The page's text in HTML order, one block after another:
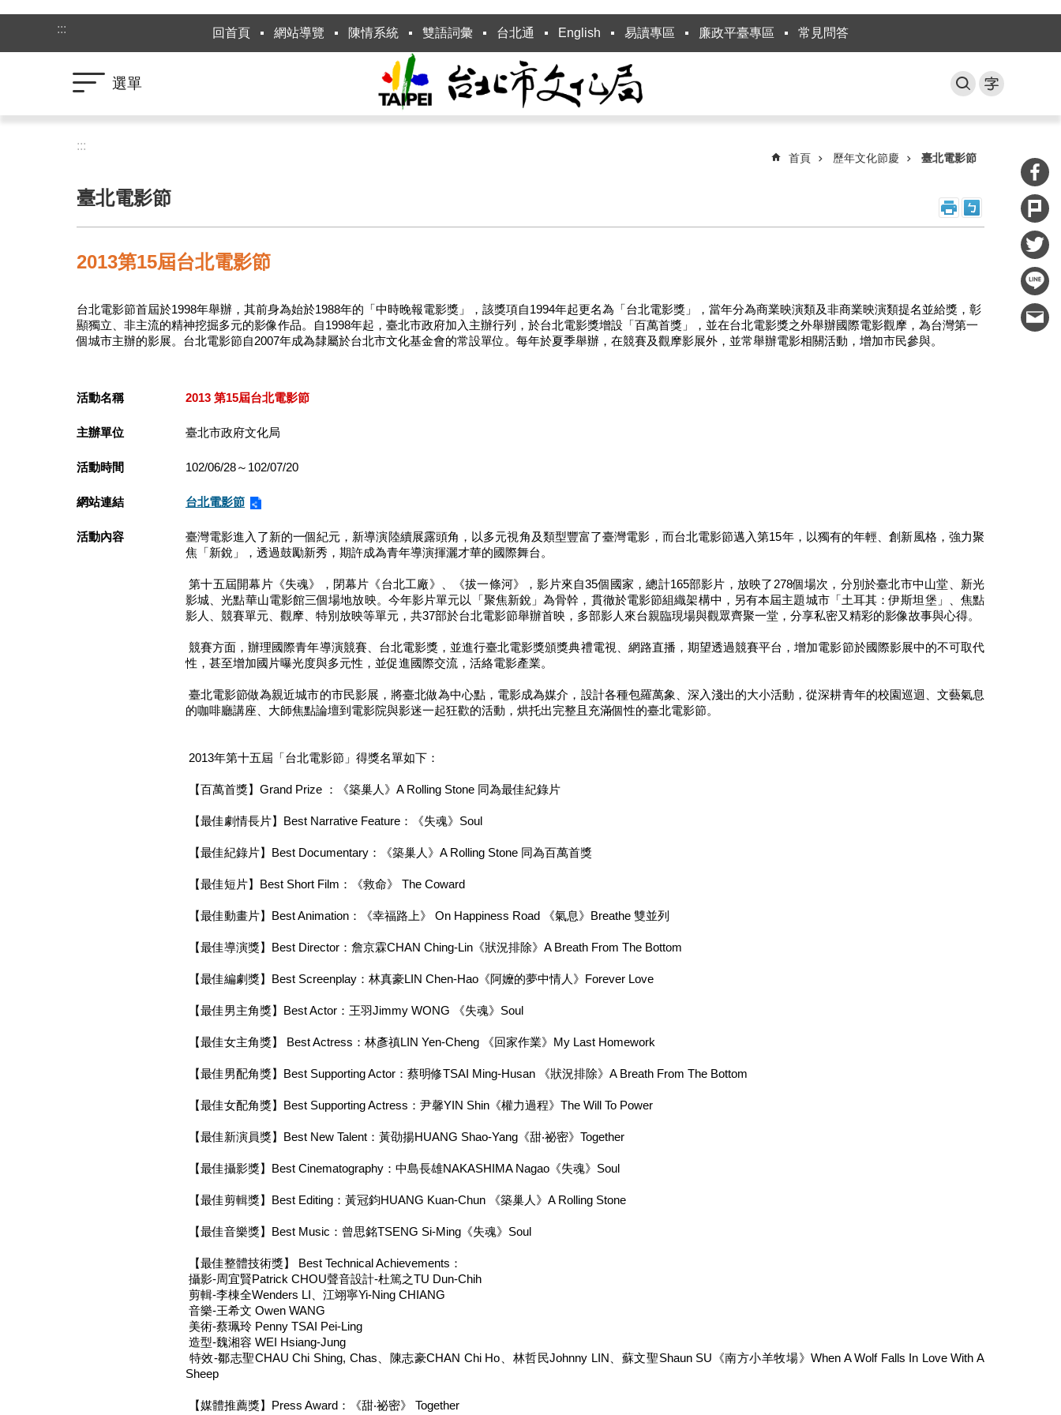
跳到主要內容區塊
:::
回首頁 網站導覽 陳情系統 雙語詞彙 台北通 English 易讀專區 廉政平臺專區 常見問答
選單
:::
首頁 歷年文化節慶 臺北電影節
臺北電影節
2013第15屆台北電影節
台北電影節首屆於1998年舉辦，其前身為始於1988年的「中時晚報電影獎」，該獎項自1994年起更名為「台北電影獎」，當年分為商業映演類及非商業映演類提名並給獎，彰
顯獨立、非主流的精神挖掘多元的影像作品。自1998年起，臺北市政府加入主辦行列，於台北電影獎增設「百萬首獎」，並在台北電影獎之外舉辦國際電影觀摩，為台灣第一
個城市主辦的影展。台北電影節自2007年成為隸屬於台北市文化基金會的常設單位。每年於夏季舉辦，在競賽及觀摩影展外，並常舉辦電影相關活動，增加市民參與。
活動名稱 2013 第15屆台北電影節
主辦單位 臺北市政府文化局
活動時間 102/06/28～102/07/20
網站連結 台北電影節
活動內容
臺灣電影進入了新的一個紀元，新導演陸續展露頭角，以多元視角及類型豐富了臺灣電影，而台北電影節邁入第15年，以獨有的年輕、創新風格，強力聚
焦「新銳」，透過鼓勵新秀，期許成為青年導演揮灑才華的國際舞台。
第十五屆開幕片《失魂》，閉幕片《台北工廠》、《拔一條河》，影片來自35個國家，總計165部影片，放映了278個場次，分別於臺北市中山堂、新光
影城、光點華山電影館三個場地放映。今年影片單元以「聚焦新銳」為骨幹，貫徹於電影節組織架構中，另有本屆主題城市「土耳其：伊斯坦堡」、焦點
影人、競賽單元、觀摩、特別放映等單元，共37部於台北電影節舉辦首映，多部影人來台親臨現場與觀眾齊聚一堂，分享私密又精彩的影像故事與心得。
競賽方面，辦理國際青年導演競賽、台北電影獎，並進行臺北電影獎頒獎典禮電視、網路直播，期望透過競賽平台，增加電影節於國際影展中的不可取代
性，甚至增加國片曝光度與多元性，並促進國際交流，活絡電影產業。
臺北電影節做為親近城市的市民影展，將臺北做為中心點，電影成為媒介，設計各種包羅萬象、深入淺出的大小活動，從深耕青年的校園巡迴、文藝氣息
的咖啡廳講座、大師焦點論壇到電影院與影迷一起狂歡的活動，烘托出完整且充滿個性的臺北電影節。
2013年第十五屆「台北電影節」得獎名單如下：
【百萬首獎】Grand Prize ：《築巢人》A Rolling Stone 同為最佳紀錄片
【最佳劇情長片】Best Narrative Feature：《失魂》Soul
【最佳紀錄片】Best Documentary：《築巢人》A Rolling Stone 同為百萬首獎
【最佳短片】Best Short Film：《救命》 The Coward
【最佳動畫片】Best Animation：《幸福路上》 On Happiness Road 《氣息》Breathe 雙並列
【最佳導演獎】Best Director：詹京霖CHAN Ching-Lin《狀況排除》A Breath From The Bottom
【最佳編劇獎】Best Screenplay：林真豪LIN Chen-Hao《阿嬤的夢中情人》Forever Love
【最佳男主角獎】Best Actor：王羽Jimmy WONG 《失魂》Soul
【最佳女主角獎】 Best Actress：林彥禛LIN Yen-Cheng 《回家作業》My Last Homework
【最佳男配角獎】Best Supporting Actor：蔡明修TSAI Ming-Husan 《狀況排除》A Breath From The Bottom
【最佳女配角獎】Best Supporting Actress：尹馨YIN Shin《權力過程》The Will To Power
【最佳新演員獎】Best New Talent：黃劭揚HUANG Shao-Yang《甜‧祕密》Together
【最佳攝影獎】Best Cinematography：中島長雄NAKASHIMA Nagao《失魂》Soul
【最佳剪輯獎】Best Editing：黃冠鈞HUANG Kuan-Chun 《築巢人》A Rolling Stone
【最佳音樂獎】Best Music：曾思銘TSENG Si-Ming《失魂》Soul
【最佳整體技術獎】 Best Technical Achievements：
攝影-周宜賢Patrick CHOU聲音設計-杜篤之TU Dun-Chih
剪輯-李棟全Wenders LI、江翊寧Yi-Ning CHIANG
音樂-王希文 Owen WANG
美術-蔡珮玲 Penny TSAI Pei-Ling
造型-魏湘容 WEI Hsiang-Jung
特效-鄒志聖CHAU Chi Shing, Chas、陳志豪CHAN Chi Ho、林哲民Johnny LIN、蘇文聖Shaun SU《南方小羊牧場》When A Wolf Falls In Love With A
Sheep
【媒體推薦獎】Press Award：《甜‧祕密》 Together